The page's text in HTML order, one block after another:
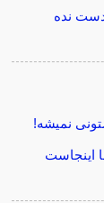
دست نده
نمیشه!
اینجاست